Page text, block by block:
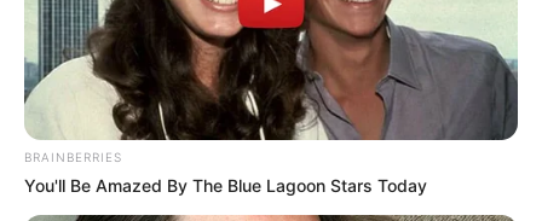
BRAINBERRIES
You'll Be Amazed By The Blue Lagoon Stars Today